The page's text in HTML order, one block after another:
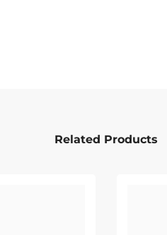
Related Products